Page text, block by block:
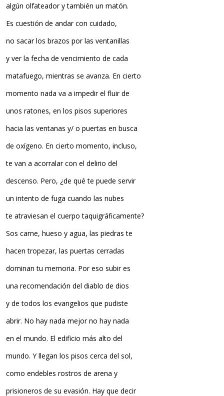
algún olfateador y también un matón.
Es cuestión de andar con cuidado,
no sacar los brazos por las ventanillas
y ver la fecha de vencimiento de cada
matafuego, mientras se avanza. En cierto
momento nada va a impedir el fluir de
unos ratones, en los pisos superiores
hacia las ventanas y/ o puertas en busca
de oxígeno. En cierto momento, incluso,
te van a acorralar con el delirio del
descenso. Pero, ¿de qué te puede servir
un intento de fuga cuando las nubes
te atraviesan el cuerpo taquigráficamente?
Sos carne, hueso y agua, las piedras te
hacen tropezar, las puertas cerradas
dominan tu memoria. Por eso subir es
una recomendación del diablo de dios
y de todos los evangelios que pudiste
abrir. No hay nada mejor no hay nada
en el mundo. El edificio más alto del
mundo. Y llegan los pisos cerca del sol,
como endebles rostros de arena y
prisioneros de su evasión. Hay que decir